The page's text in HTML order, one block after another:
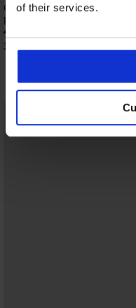
of their services.
Grudnjak Maia 4D Soft
podstavljeni
41,99 €
33,59 €
Otkrijte